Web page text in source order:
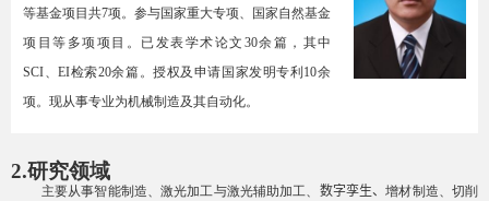
等基金项目共7项。参与国家重大专项、国家自然基金
项目等多项项目。已发表学术论文 30余篇，其中
SCI、EI检索20余篇。授权及申请国家发明专利 10余
项。现从事专业为机械制造及其自动化。
2.研究领域
主要从事智能制造、激光加工与激光辅助加工、 数字孪生、增材制造、切削